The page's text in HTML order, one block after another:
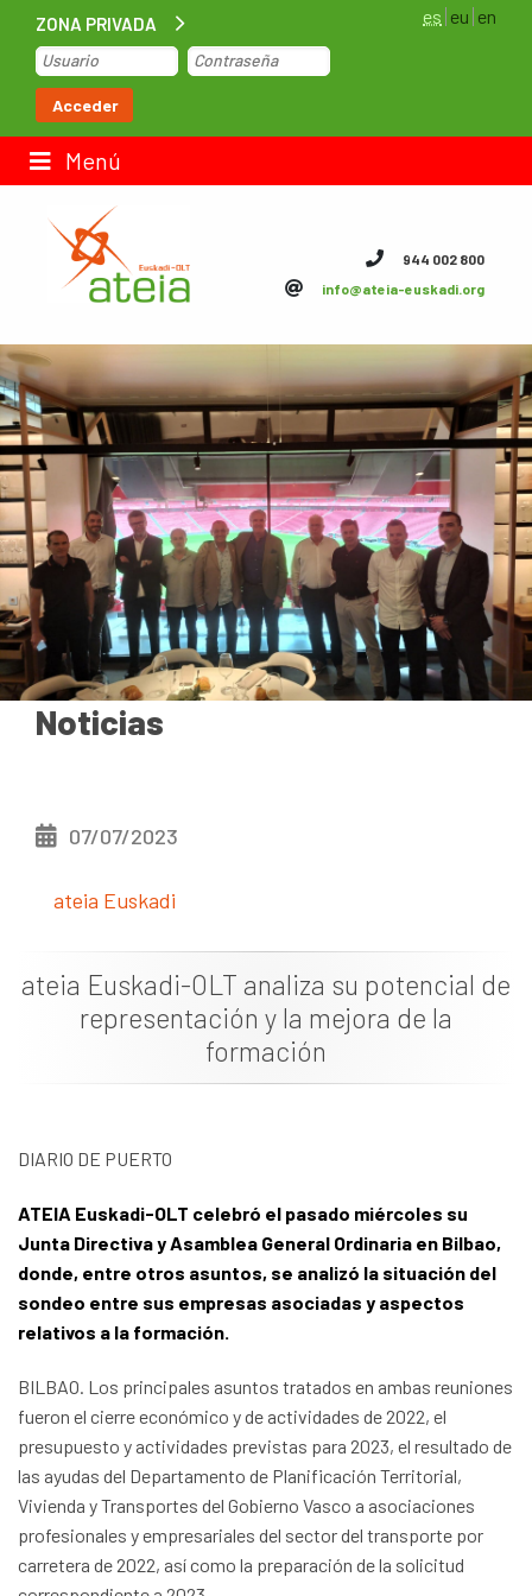
ZONA PRIVADA
Acceder
es eu en
Menú
Inicio
Bolsa de trabajo
Contacto
Infraestructuras
ateia Bizkaia
ateia Gipuzkoa
Documentación
Noticias
944 002 800
info@ateia-euskadi.org
Noticias
07/07/2023
ateia Euskadi
ateia Euskadi-OLT analiza su potencial de
representación y la mejora de la
formación
DIARIO DE PUERTO
ATEIA Euskadi-OLT celebró el pasado miércoles su
Junta Directiva y Asamblea General Ordinaria en Bilbao,
donde, entre otros asuntos, se analizó la situación del
sondeo entre sus empresas asociadas y aspectos
relativos a la formación.
BILBAO. Los principales asuntos tratados en ambas reuniones
fueron el cierre económico y de actividades de 2022, el
presupuesto y actividades previstas para 2023, el resultado de
las ayudas del Departamento de Planificación Territorial,
Vivienda y Transportes del Gobierno Vasco a asociaciones
profesionales y empresariales del sector del transporte por
carretera de 2022, así como la preparación de la solicitud